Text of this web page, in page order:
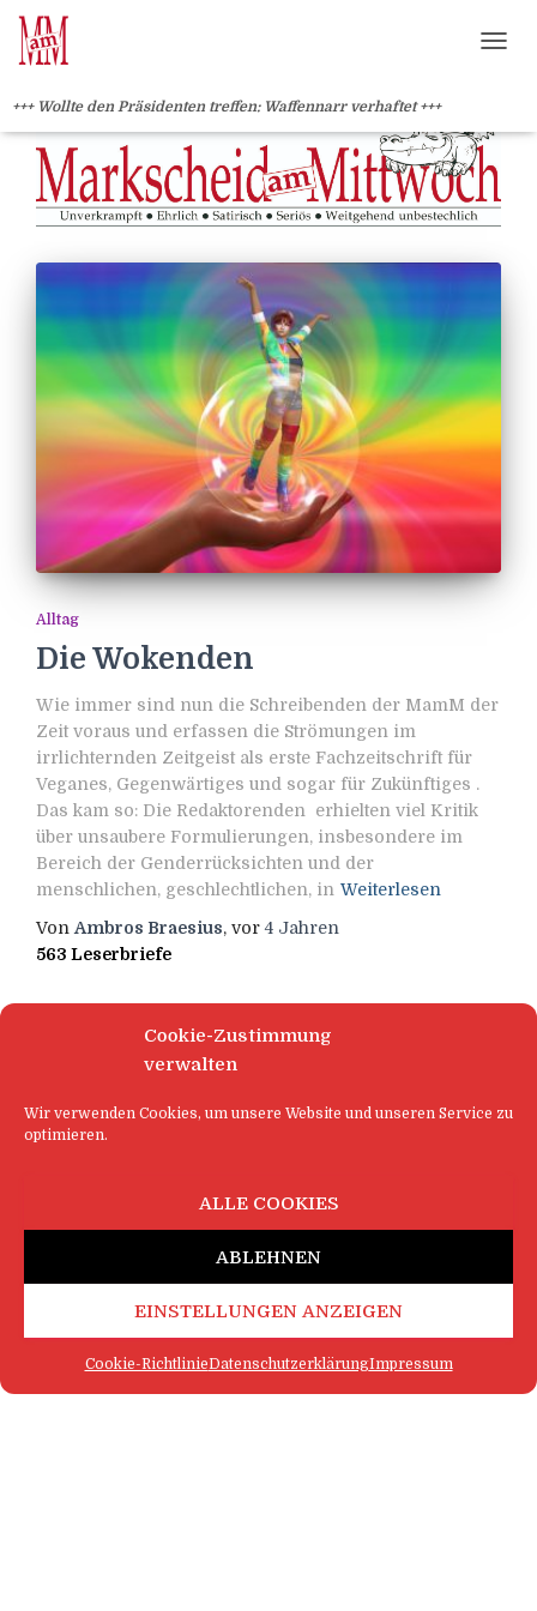
Cookie-Zustimmung
verwalten
Wir verwenden Cookies, um unsere Website und unseren Service zu
optimieren.
ALLE COOKIES
ABLEHNEN
EINSTELLUNGEN ANZEIGEN
Cookie-RichtlinieDatenschutzerklärungImpressum
+++ Wollte den Präsidenten treffen: Waffennarr verhaftet +++
Alltag
Die Wokenden
Wie immer sind nun die Schreibenden der MamM der
Zeit voraus und erfassen die Strömungen im
irrlichternden Zeitgeist als erste Fachzeitschrift für
Veganes, Gegenwärtiges und sogar für Zukünftiges .
Das kam so: Die Redaktorenden erhielten viel Kritik
über unsaubere Formulierungen, insbesondere im
Bereich der Genderrücksichten und der
menschlichen, geschlechtlichen, in Weiterlesen
Von Ambros Braesius, vor4 Jahren
563 Leserbriefe